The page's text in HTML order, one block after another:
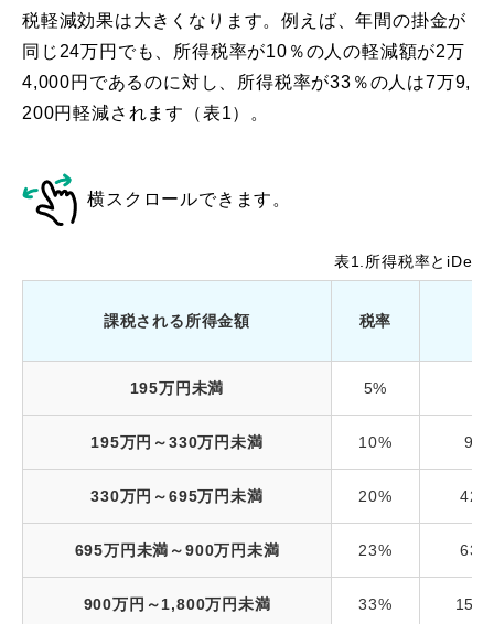
税軽減効果は大きくなります。例えば、年間の掛金が
同じ24万円でも、所得税率が10％の人の軽減額が2万
4,000円であるのに対し、所得税率が33％の人は7万9,
200円軽減されます（表1）。
横スクロールできます。
表1.所得税率と
課税される所得金額 税率
195万円未満 5%
195万円～330万円未満 10% 9
330万円～695万円未満 20% 42
695万円未満～900万円未満 23% 63
900万円～1,800万円未満 33% 153